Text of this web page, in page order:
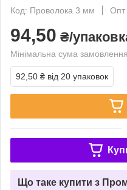
Код: Проволока 3 мм
Опт
94,50 ₴/
Мінімальна сума
92,50 ₴ від 20 упаковок
Що таке купити з